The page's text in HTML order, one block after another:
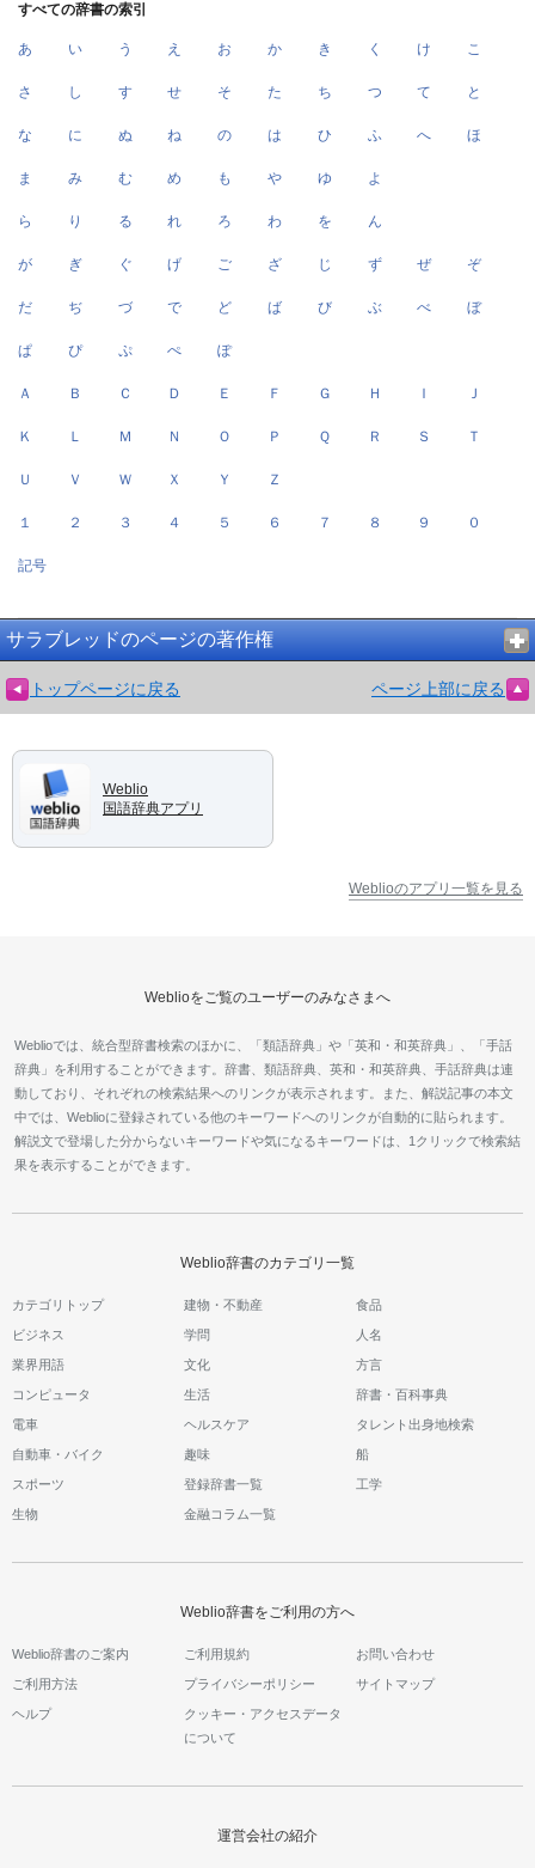
すべての辞書の索引
あ い う え お か き く け こ
さ し す せ そ た ち つ て と
な に ぬ ね の は ひ ふ へ ほ
ま み む め も や ゆ よ
ら り る れ ろ わ を ん
が ぎ ぐ げ ご ざ じ ず ぜ ぞ
だ ぢ づ で ど ば び ぶ べ ぼ
ぱ ぴ ぷ ぺ ぽ
Ａ Ｂ Ｃ Ｄ Ｅ Ｆ Ｇ Ｈ Ｉ Ｊ
Ｋ Ｌ Ｍ Ｎ Ｏ Ｐ Ｑ Ｒ Ｓ Ｔ
Ｕ Ｖ Ｗ Ｘ Ｙ Ｚ
１ ２ ３ ４ ５ ６ ７ ８ ９ ０
記号
サラブレッドのページの著作権
トップページに戻る ページ上部に戻る
Weblio
国語辞典アプリ
Weblioのアプリ一覧を見る
Weblioをご覧のユーザーのみなさまへ
Weblioでは、統合型辞書検索のほかに、「類語辞典」や「英和・和英辞典」、「手話
辞典」を利用することができます。辞書、類語辞典、英和・和英辞典、手話辞典は連
動しており、それぞれの検索結果へのリンクが表示されます。また、解説記事の本文
中では、Weblioに登録されている他のキーワードへのリンクが自動的に貼られます。
解説文で登場した分からないキーワードや気になるキーワードは、1クリックで検索結
果を表示することができます。
Weblio辞書のカテゴリ一覧
カテゴリトップ 建物・不動産 食品
ビジネス 学問 人名
業界用語 文化 方言
コンピュータ 生活 辞書・百科事典
電車 ヘルスケア タレント出身地検索
自動車・バイク 趣味 船
スポーツ 登録辞書一覧 工学
生物 金融コラム一覧
Weblio辞書をご利用の方へ
Weblio辞書のご案内 ご利用規約 お問い合わせ
ご利用方法 プライバシーポリシー サイトマップ
ヘルプ
クッキー・アクセスデータ
について
運営会社の紹介